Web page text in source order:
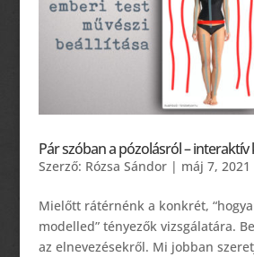
Pár szóban a pózolásról – interaktív
Szerző: Rózsa Sándor| máj 7, 2021
Mielőtt rátérnénk a konkrét,
modelled” tényezők vizsgálatára.
az elnevezésekről. Mi jobban